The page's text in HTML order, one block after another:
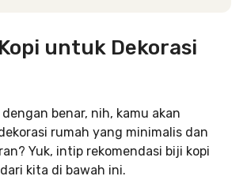
untuk Dekorasi
benar, nih, kamu akan
rumah yang minimalis dan
Yuk, intip rekomendasi biji kopi
kita di bawah ini.